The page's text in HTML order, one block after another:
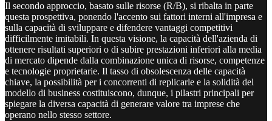
Il secondo approccio, basato sulle risorse (R/B), si ribalta in parte
questa prospettiva, ponendo l'accento sui fattori interni all'impresa e
sulla capacità di sviluppare e difendere vantaggi competitivi
difficilmente imitabili. In questa visione, la capacità dell'azienda di
ottenere risultati superiori o di subire prestazioni inferiori alla media
di mercato dipende dalla combinazione unica di risorse, competenze
e tecnologie proprietarie. Il tasso di obsolescenza delle capacità
chiave, la possibilità per i concorrenti di replicarle e la solidità del
modello di business costituiscono, dunque, i pilastri principali per
spiegare la diversa capacità di generare valore tra imprese che
operano nello stesso settore.